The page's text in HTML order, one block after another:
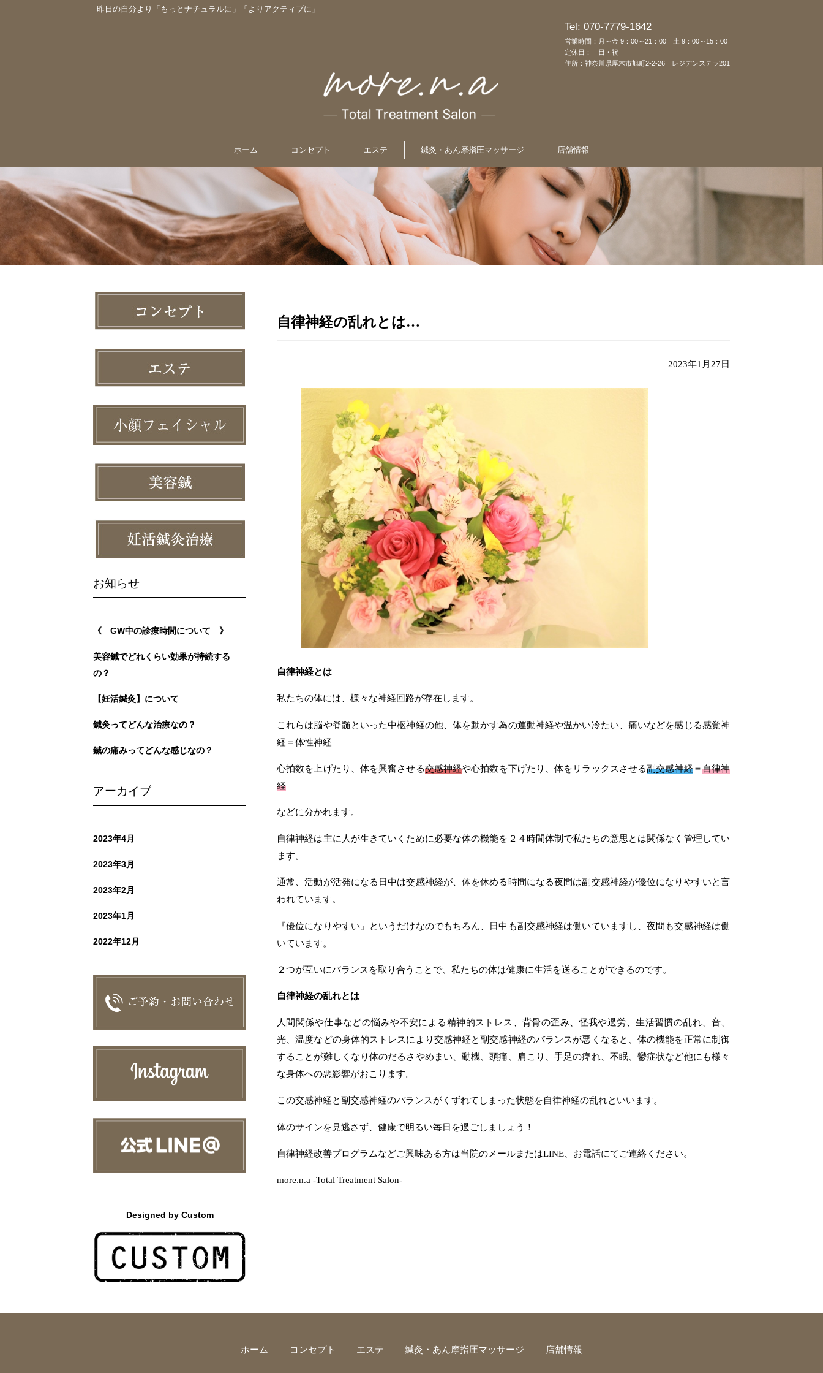
昨日の自分より「もっとナチュラルに」「よりアクティブに」
Tel: 070-7779-1642
営業時間：月～金 9：00～21：00 土 9：00～15：00
定休日： 日・祝
住所：神奈川県厚木市旭町2-2-26 レジデンステラ201
ホーム コンセプト エステ 鍼灸・あん摩指圧マッサージ 店舗情報
自律神経の乱れとは…
2023年1月27日
自律神経とは
私たちの体には、様々な神経回路が存在します。
これらは脳や脊髄といった中枢神経の他、体を動かす為の運動神経や温かい冷たい、痛いなどを感じる感覚神
経＝体性神経
心拍数を上げたり、体を興奮させる交感神経や心拍数を下げたり、体をリラックスさせる副交感神経＝自律神
経
などに分かれます。
自律神経は主に人が生きていくために必要な体の機能を２４時間体制で私たちの意思とは関係なく管理してい
ます。
通常、活動が活発になる日中は交感神経が、体を休める時間になる夜間は副交感神経が優位になりやすいと言
われています。
『優位になりやすい』というだけなのでもちろん、日中も副交感神経は働いていますし、夜間も交感神経は働
いています。
２つが互いにバランスを取り合うことで、私たちの体は健康に生活を送ることができるのです。
自律神経の乱れとは
人間関係や仕事などの悩みや不安による精神的ストレス、背骨の歪み、怪我や過労、生活習慣の乱れ、音、
光、温度などの身体的ストレスにより交感神経と副交感神経のバランスが悪くなると、体の機能を正常に制御
することが難しくなり体のだるさやめまい、動機、頭痛、肩こり、手足の痺れ、不眠、鬱症状など他にも様々
な身体への悪影響がおこります。
この交感神経と副交感神経のバランスがくずれてしまった状態を自律神経の乱れといいます。
体のサインを見逃さず、健康で明るい毎日を過ごしましょう！
自律神経改善プログラムなどご興味ある方は当院のメールまたはLINE、お電話にてご連絡ください。
more.n.a -Total Treatment Salon-
お知らせ
《 GW中の診療時間について 》
美容鍼でどれくらい効果が持続する
の？
【妊活鍼灸】について
鍼灸ってどんな治療なの？
鍼の痛みってどんな感じなの？
アーカイブ
2023年4月
2023年3月
2023年2月
2023年1月
2022年12月
Designed by Custom
ホーム コンセプト エステ 鍼灸・あん摩指圧マッサージ 店舗情報